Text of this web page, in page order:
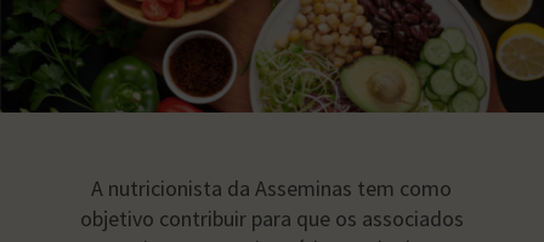
A nutricionista da Asseminas tem como
objetivo contribuir para que os associados